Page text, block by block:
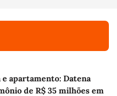
e apartamento: Datena
de R$ 35 milhões em